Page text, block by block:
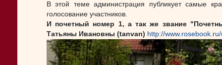
В этой теме администрация публикует самые
голосование участников.
И почетный номер 1, а так же звание
Татьяны Ивановны (tanvan) http://